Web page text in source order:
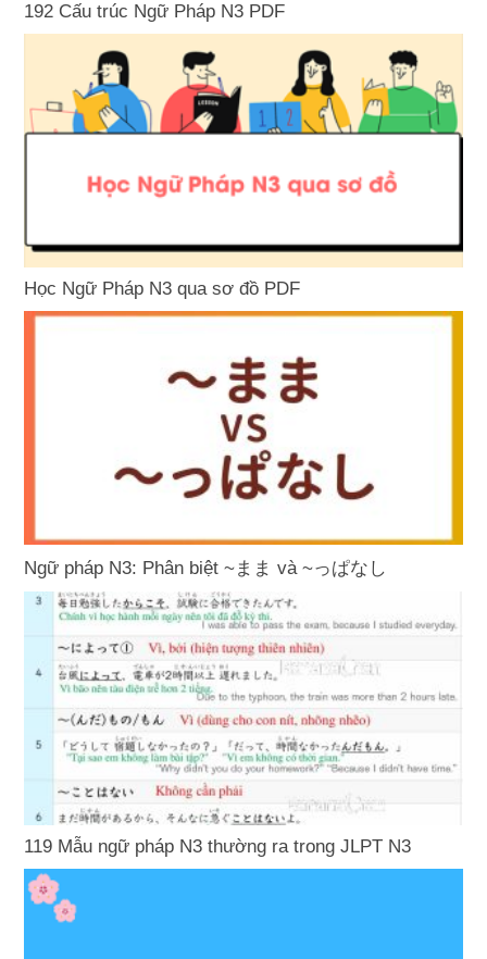
192 Cấu trúc Ngữ Pháp N3 PDF
Học Ngữ Pháp N3 qua sơ đồ PDF
Ngữ pháp N3: Phân biệt ~まま và ~っぱなし
119 Mẫu ngữ pháp N3 thường ra trong JLPT N3